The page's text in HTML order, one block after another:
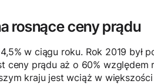
rosnące ceny prądu
w ciągu roku. Rok 2019 był
ceny prądu aż o 60%
kraju jest wciąż w